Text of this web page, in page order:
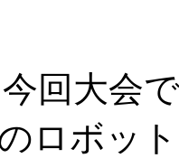
回大会
ロボッ